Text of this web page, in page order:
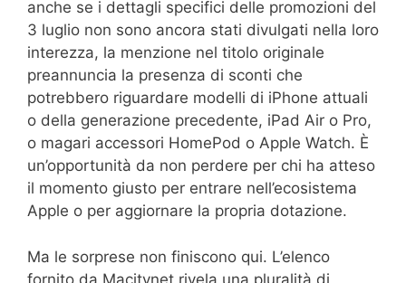
anche se i dettagli specifici delle promozioni del
3 luglio non sono ancora stati divulgati nella loro
interezza, la menzione nel titolo originale
preannuncia la presenza di sconti che
potrebbero riguardare modelli di iPhone attuali
o della generazione precedente, iPad Air o Pro,
o magari accessori HomePod o Apple Watch. È
un’opportunità da non perdere per chi ha atteso
il momento giusto per entrare nell’ecosistema
Apple o per aggiornare la propria dotazione.
Ma le sorprese non finiscono qui. L’elenco
fornito da Macitynet rivela una pluralità di